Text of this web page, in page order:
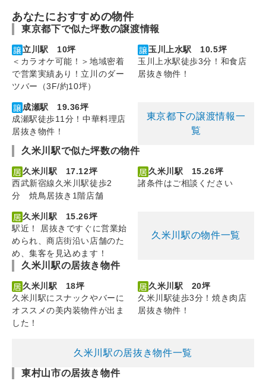
あなたにおすすめの物件
東京都下で似た坪数の譲渡情報
立川駅 10坪
＜カラオケ可能！＞地域密着
で営業実績あり！立川のダー
ツバー（3F/約10坪）
玉川上水駅 10.5坪
玉川上水駅徒歩3分！和食店
居抜き物件！
成瀬駅 19.36坪
成瀬駅徒歩11分！中華料理店
居抜き物件！
東京都下の譲渡情報一
覧
久米川駅で似た坪数の物件
久米川駅 17.12坪
西武新宿線久米川駅徒歩2
分 焼鳥居抜き1階店舗
久米川駅 15.26坪
諸条件はご相談ください
久米川駅 15.26坪
駅近！ 居抜きですぐに営業始
められ、商店街沿い店舗のた
め、集客を見込めます！
久米川駅の物件一覧
久米川駅の居抜き物件
久米川駅 18坪
久米川駅にスナックやバーに
オススメの美内装物件が出ま
した！
久米川駅 20坪
久米川駅徒歩3分！焼き肉店
居抜き物件！
久米川駅の居抜き物件一覧
東村山市の居抜き物件